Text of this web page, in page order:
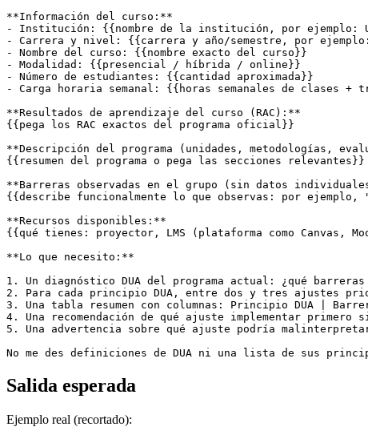
**Información del curso:**
- Institución: {{nombre de la institución, por ejemplo:
- Carrera y nivel: {{carrera y año/semestre, por
- Nombre del curso: {{nombre exacto del curso}}
- Modalidad: {{presencial / híbrida / online}}
- Número de estudiantes: {{cantidad aproximada}}
- Carga horaria semanal: {{horas semanales de clases +
**Resultados de aprendizaje del curso (RAC):**
{{pega los RAC exactos del programa oficial}}
**Descripción del programa (unidades, metodologías,
{{resumen del programa o pega las secciones relevantes}}
**Barreras observadas en el grupo (sin datos
{{describe funcionalmente lo que observas: por
**Recursos disponibles:**
{{qué tienes: proyector, LMS (plataforma como Canvas,
**Lo que necesito:**
1. Un diagnóstico DUA del programa actual: ¿qué
2. Para cada principio DUA, entre dos y tres ajustes
3. Una tabla resumen con columnas: Principio DUA |
4. Una recomendación de qué ajuste implementar
5. Una advertencia sobre qué ajuste podría
No me des definiciones de DUA ni una lista de sus
Salida esperada
Ejemplo real (recortado):